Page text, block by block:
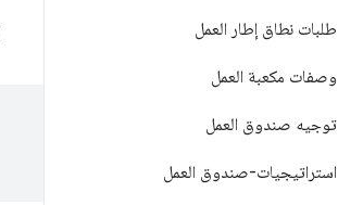
طلبات نطاق إطار العمل
وصفات مكعبة العمل
توجيه صندوق العمل
استراتيجيات-صندوق العمل